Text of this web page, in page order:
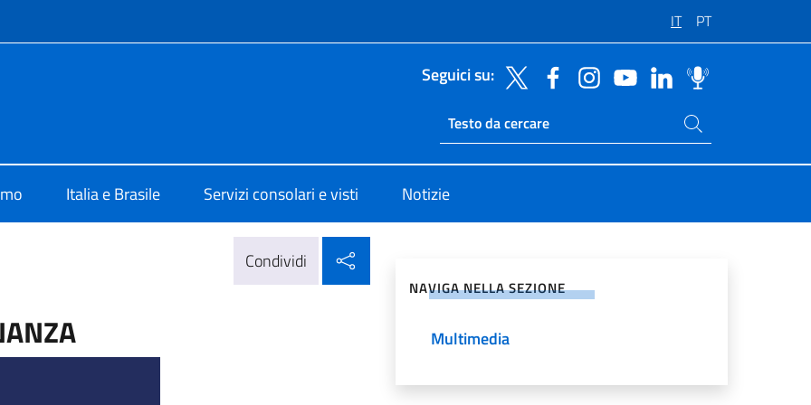
IT PT
Seguici su:
Ricerca sito live
Cerca nel sito
Italia e Brasile Servizi consolari e visti Notizie
Condividi
NAVIGA NELLA SEZIONE
Multimedia